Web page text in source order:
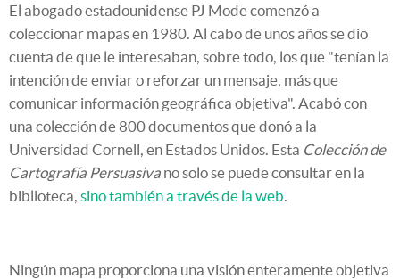
El abogado estadounidense PJ Mode comenzó a
coleccionar mapas en 1980. Al cabo de unos años se dio
cuenta de que le interesaban, sobre todo, los que "tenían la
intención de enviar o reforzar un mensaje, más que
comunicar información geográfica objetiva". Acabó con
una colección de 800 documentos que donó a la
Universidad Cornell, en Estados Unidos. Esta Colección de
Cartografía Persuasiva no solo se puede consultar en la
biblioteca, sino también a través de la web
Ningún mapa proporciona una visión enteramente objetiva